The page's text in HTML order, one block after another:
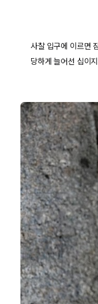
사찰 입구에 이르면
당하게 늘어선 십이